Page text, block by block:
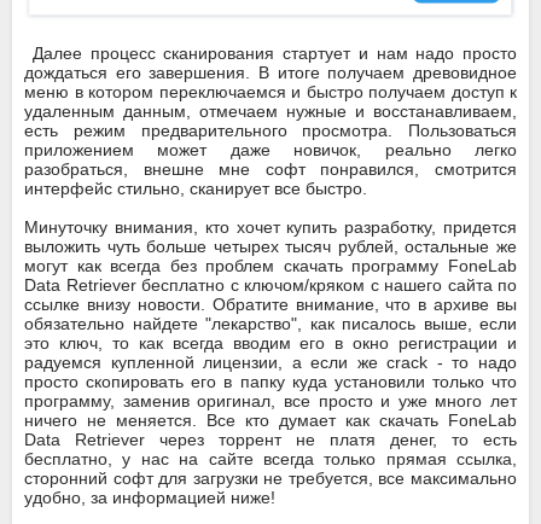
Далее процесс сканирования стартует и нам надо просто
дождаться его завершения. В итоге получаем древовидное
меню в котором переключаемся и быстро получаем доступ к
удаленным данным, отмечаем нужные и восстанавливаем,
есть режим предварительного просмотра. Пользоваться
приложением может даже новичок, реально легко
разобраться, внешне мне софт понравился, смотрится
интерфейс стильно, сканирует все быстро.
Минуточку внимания, кто хочет купить разработку, придется
выложить чуть больше четырех тысяч рублей, остальные же
могут как всегда без проблем скачать программу FoneLab
Data Retriever бесплатно с ключом/кряком с нашего сайта по
ссылке внизу новости. Обратите внимание, что в архиве вы
обязательно найдете "лекарство", как писалось выше, если
это ключ, то как всегда вводим его в окно регистрации и
радуемся купленной лицензии, а если же crack - то надо
просто скопировать его в папку куда установили только что
программу, заменив оригинал, все просто и уже много лет
ничего не меняется. Все кто думает как скачать FoneLab
Data Retriever через торрент не платя денег, то есть
бесплатно, у нас на сайте всегда только прямая ссылка,
сторонний софт для загрузки не требуется, все максимально
удобно, за информацией ниже!